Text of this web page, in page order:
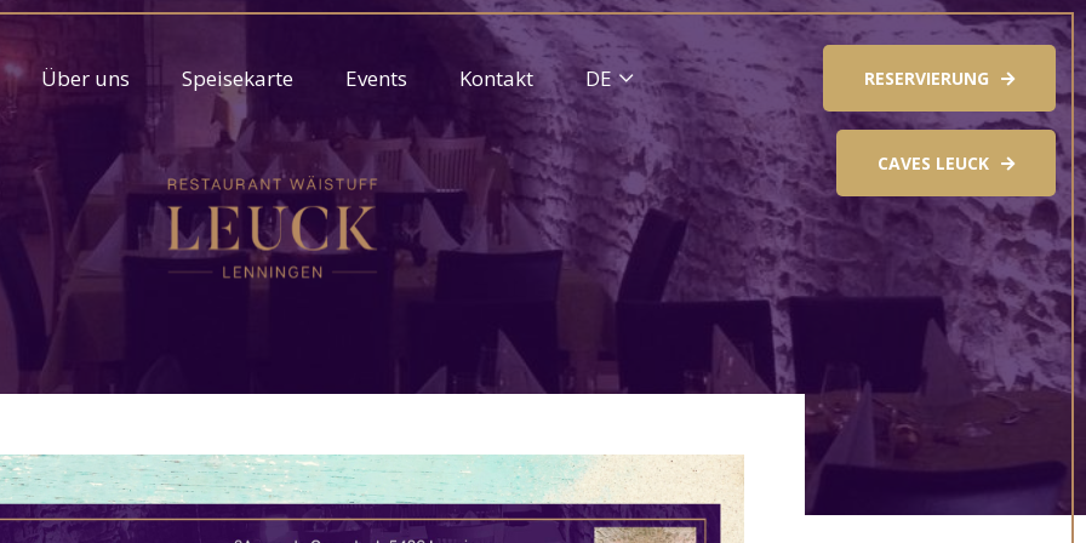
Über uns Speisekarte Events Kontakt RESERVIERUNG
CAVES LEUCK